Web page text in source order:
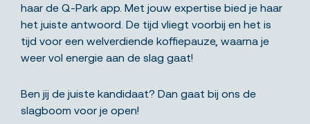
haar de Q-Park app. Met jouw expertise bied je haar
het juiste antwoord. De tijd vliegt voorbij en het is
tijd voor een welverdiende koffiepauze, waarna je
weer vol energie aan de slag gaat!
Ben jij de juiste kandidaat? Dan gaat bij ons de
slagboom voor je open!